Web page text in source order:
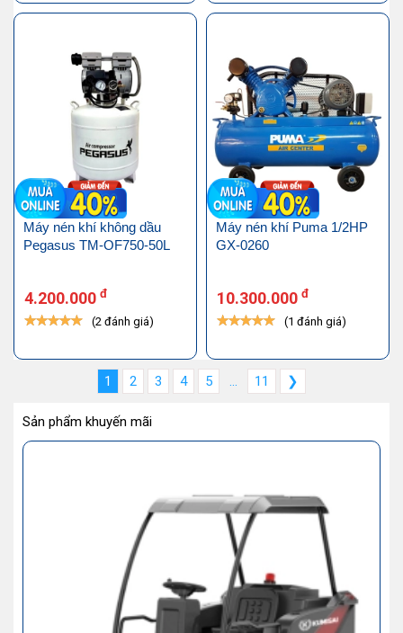
Máy nén khí không dầu
Pegasus TM-OF750-50L
4.200.000 đ
(2 đánh giá)
Máy nén khí Puma 1/2HP
GX-0260
10.300.000 đ
(1 đánh giá)
1 2 3 4 5 ... 11 ❯
Sản phẩm khuyến mãi